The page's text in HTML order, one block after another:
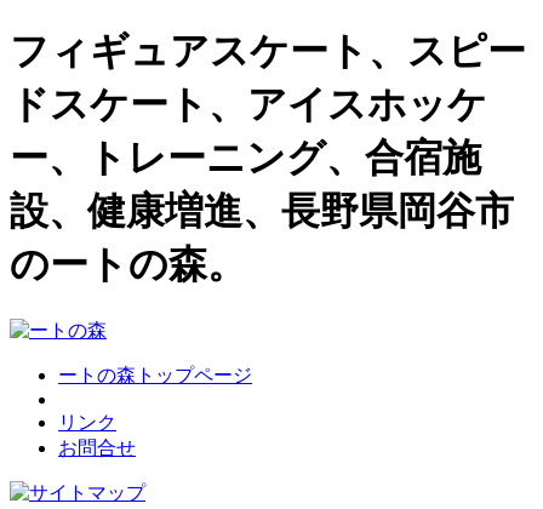
フィギュアスケート、スピー
ドスケート、アイスホッケ
ー、トレーニング、合宿施
設、健康増進、長野県岡谷市
のートの森。
ートの森トップページ
リンク
お問合せ